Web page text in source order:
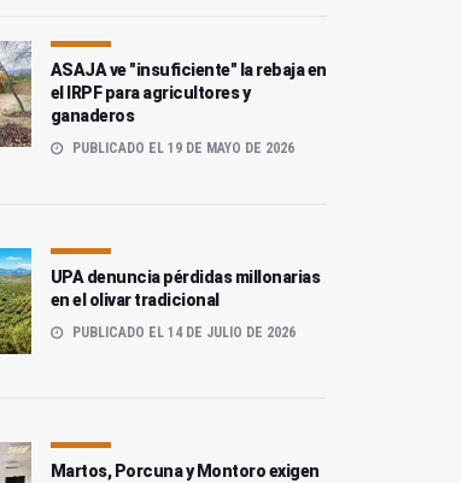
ASAJA ve "insuficiente" la rebaja en
el IRPF para agricultores y
ganaderos
PUBLICADO EL 19 DE MAYO DE 2026
UPA denuncia pérdidas millonarias
en el olivar tradicional
PUBLICADO EL 14 DE JULIO DE 2026
Martos, Porcuna y Montoro exigen